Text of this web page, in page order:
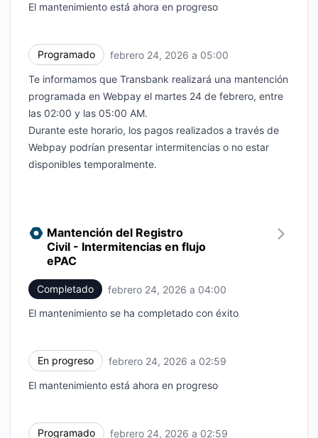
El mantenimiento está ahora en progreso
Programado febrero 24, 2026 a 05:00
Te informamos que Transbank realizará una mantención
programada en Webpay el martes 24 de febrero, entre
las 02:00 y las 05:00 AM.
Durante este horario, los pagos realizados a través de
Webpay podrían presentar intermitencias o no estar
disponibles temporalmente.
Mantención del Registro
Civil - Intermitencias en flujo
ePAC
Completado febrero 24, 2026 a 04:00
El mantenimiento se ha completado con éxito
En progreso febrero 24, 2026 a 02:59
El mantenimiento está ahora en progreso
Programado febrero 24, 2026 a 02:59